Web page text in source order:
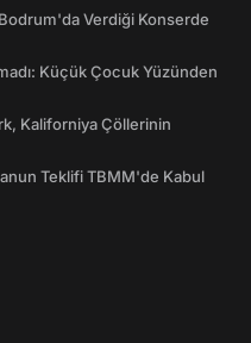
Verdiği Konserde
Küçük Çocuk Yüzünden
Kaliforniya Çöllerinin
Teklifi TBMM'de Kabul